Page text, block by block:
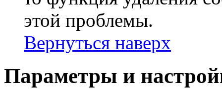
этой проблемы.
Вернуться наверх
Параметры и